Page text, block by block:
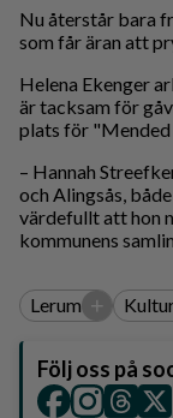
Nu återstår bara
som får äran att
Helena Ekenger
är tacksam för
plats för "Mended
– Hannah
och Alingsås,
värdefullt att hon
kommunens
Lerum +
Följ oss på